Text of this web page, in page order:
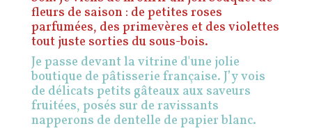
fleurs de saison : de petites roses
parfumées, des primevères et des violettes
tout juste sorties du sous-bois.
Je passe devant la vitrine d'une jolie
boutique de pâtisserie française. J’y vois
de délicats petits gâteaux aux saveurs
fruitées, posés sur de ravissants
napperons de dentelle de papier blanc.